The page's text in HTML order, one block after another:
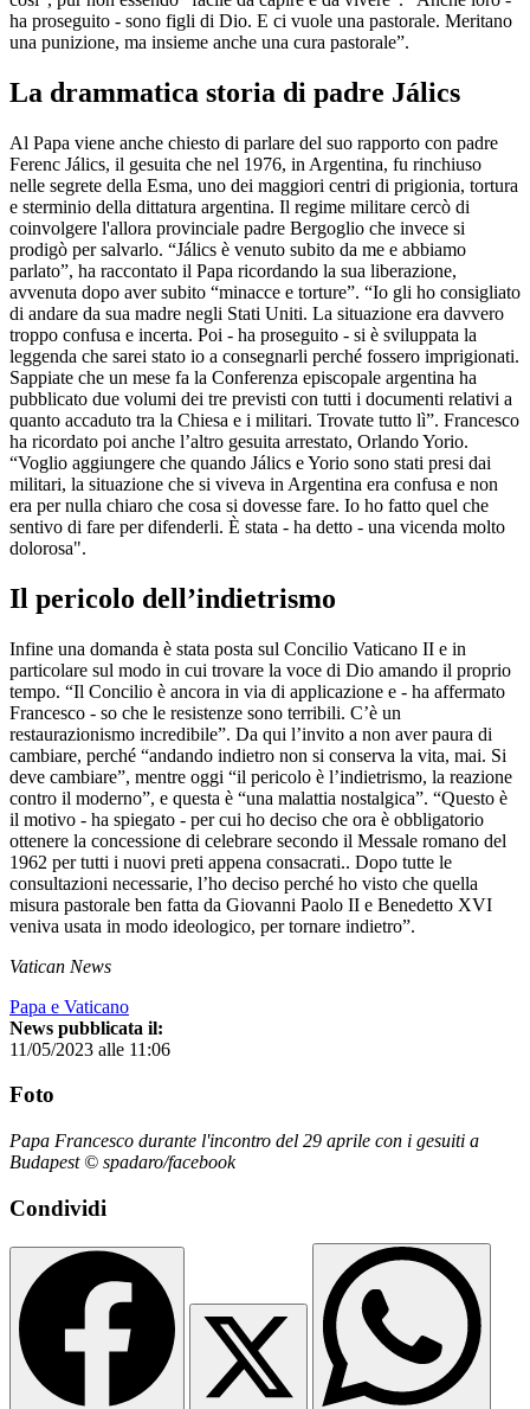
ha proseguito - sono figli di Dio. E ci vuole una pastorale. Meritano
una punizione, ma insieme anche una cura pastorale”.
La drammatica storia di padre Jálics
Al Papa viene anche chiesto di parlare del suo rapporto con padre
Ferenc Jálics, il gesuita che nel 1976, in Argentina, fu rinchiuso
nelle segrete della Esma, uno dei maggiori centri di prigionia, tortura
e sterminio della dittatura argentina. Il regime militare cercò di
coinvolgere l'allora provinciale padre Bergoglio che invece si
prodigò per salvarlo. “Jálics è venuto subito da me e abbiamo
parlato”, ha raccontato il Papa ricordando la sua liberazione,
avvenuta dopo aver subito “minacce e torture”. “Io gli ho consigliato
di andare da sua madre negli Stati Uniti. La situazione era davvero
troppo confusa e incerta. Poi - ha proseguito - si è sviluppata la
leggenda che sarei stato io a consegnarli perché fossero imprigionati.
Sappiate che un mese fa la Conferenza episcopale argentina ha
pubblicato due volumi dei tre previsti con tutti i documenti relativi a
quanto accaduto tra la Chiesa e i militari. Trovate tutto lì”. Francesco
ha ricordato poi anche l’altro gesuita arrestato, Orlando Yorio.
“Voglio aggiungere che quando Jálics e Yorio sono stati presi dai
militari, la situazione che si viveva in Argentina era confusa e non
era per nulla chiaro che cosa si dovesse fare. Io ho fatto quel che
sentivo di fare per difenderli. È stata - ha detto - una vicenda molto
dolorosa".
Il pericolo dell’indietrismo
Infine una domanda è stata posta sul Concilio Vaticano II e in
particolare sul modo in cui trovare la voce di Dio amando il proprio
tempo. “Il Concilio è ancora in via di applicazione e - ha affermato
Francesco - so che le resistenze sono terribili. C’è un
restaurazionismo incredibile”. Da qui l’invito a non aver paura di
cambiare, perché “andando indietro non si conserva la vita, mai. Si
deve cambiare”, mentre oggi “il pericolo è l’indietrismo, la reazione
contro il moderno”, e questa è “una malattia nostalgica”. “Questo è
il motivo - ha spiegato - per cui ho deciso che ora è obbligatorio
ottenere la concessione di celebrare secondo il Messale romano del
1962 per tutti i nuovi preti appena consacrati.. Dopo tutte le
consultazioni necessarie, l’ho deciso perché ho visto che quella
misura pastorale ben fatta da Giovanni Paolo II e Benedetto XVI
veniva usata in modo ideologico, per tornare indietro”.
Vatican News
Papa e Vaticano
News pubblicata il:
11/05/2023 alle 11:06
Foto
Papa Francesco durante l'incontro del 29 aprile con i gesuiti a
Budapest © spadaro/facebook
Condividi